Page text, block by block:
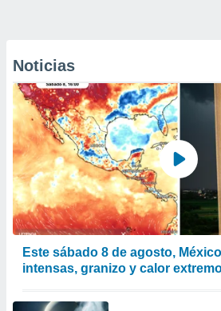
Noticias
Este sábado 8 de agosto,
intensas, granizo y calor